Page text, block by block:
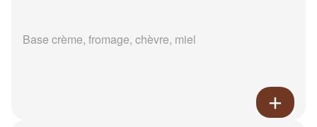
Base crème, fromage, chèvre, miel